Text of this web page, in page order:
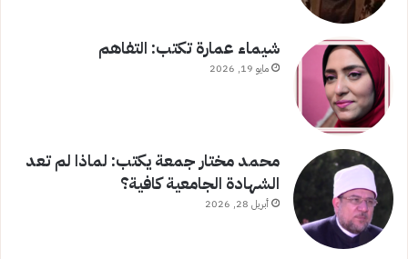
شيماء عمارة تكتب: التفاهم
مايو 19, 2026
محمد مختار جمعة يكتب: لماذا لم تعد
الشهادة الجامعية كافية؟
أبريل 28, 2026